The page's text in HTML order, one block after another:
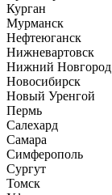
Курган
Мурманск
Нефтеюганск
Нижневартовск
Нижний Новгород
Новосибирск
Новый Уренгой
Пермь
Салехард
Самара
Симферополь
Сургут
Томск